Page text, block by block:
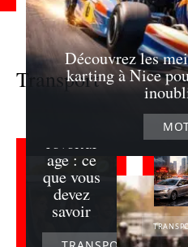
Découvrez les
karting à Nice
Transport
Boostez
votre
budget
covoitur
age : ce
que vous
devez
savoir